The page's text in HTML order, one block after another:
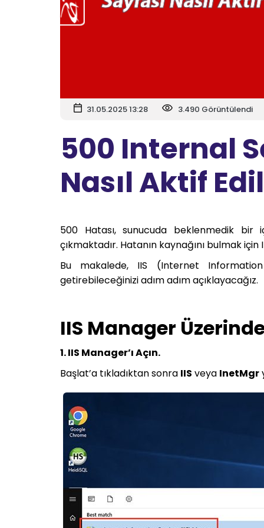
31.05.2025 13:28 3.490 Görüntülendi
500 Internal
Nasıl Aktif
500 Hatası, sunucuda beklenmedik
çıkmaktadır. Hatanın kaynağını bulmak
Bu makalede, IIS (Internet
getirebileceğinizi adım adım açıklayacağız.
IIS Manager
1. IIS Manager’ı Açın.
Başlat’a tıkladıktan sonra IIS veya InetMgr